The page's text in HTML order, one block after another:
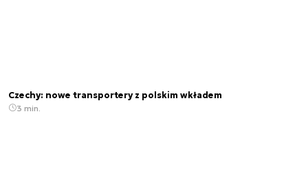
Czechy: nowe transportery z polskim wkładem
3 min.